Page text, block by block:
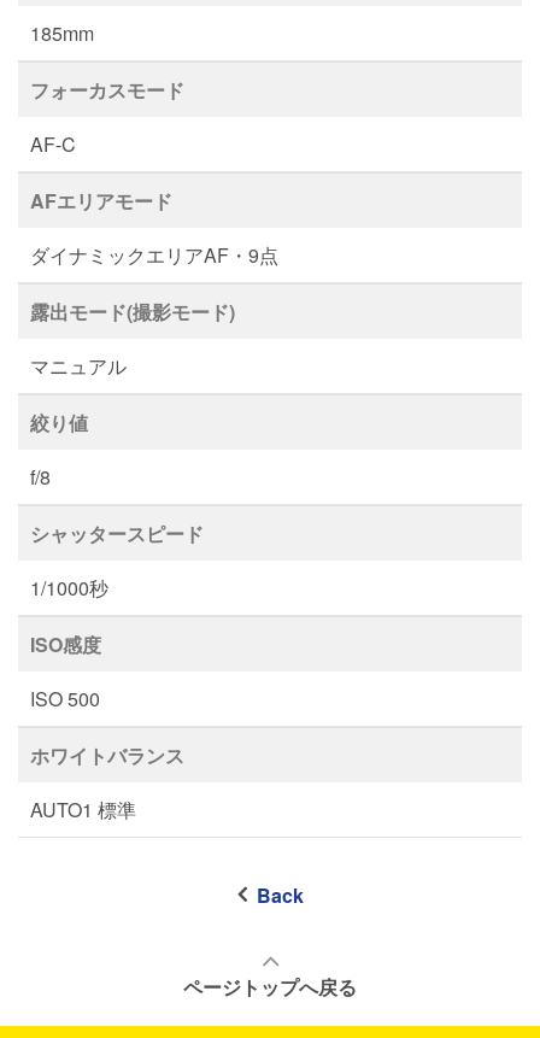
185mm
フォーカスモード
AF-C
AFエリアモード
ダイナミックエリアAF・9点
露出モード(撮影モード)
マニュアル
絞り値
f/8
シャッタースピード
1/1000秒
ISO感度
ISO 500
ホワイトバランス
AUTO1 標準
Back
ページトップへ戻る